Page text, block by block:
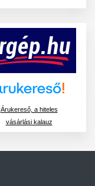
Árukereső, a hiteles
vásárlási kalauz